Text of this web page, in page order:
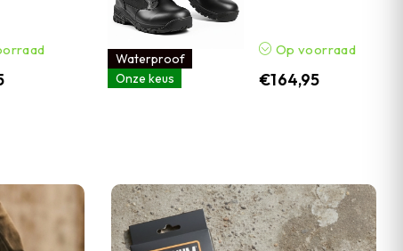
Waterproof
Onze keus
Op voorraad
€164,95